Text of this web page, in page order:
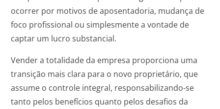
ocorrer por motivos de aposentadoria, mudança de
foco profissional ou simplesmente a vontade de
captar um lucro substancial.
Vender a totalidade da empresa proporciona uma
transição mais clara para o novo proprietário, que
assume o controle integral, responsabilizando-se
tanto pelos benefícios quanto pelos desafios da